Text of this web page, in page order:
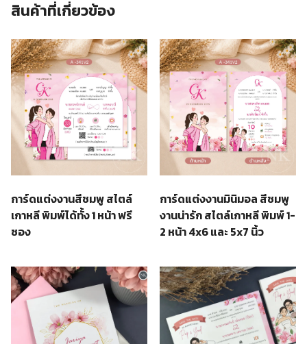
สินค้าที่เกี่ยวข้อง
การ์ดแต่งงานสีชมพู สไตล์
เกาหลี พิมพ์ได้ทั้ง 1 หน้า ฟรี
ซอง
การ์ดแต่งงานมินิมอล สีชมพู
งานน่ารัก สไตล์เกาหลี พิมพ์ 1-
2 หน้า 4x6 และ 5x7 นิ้ว